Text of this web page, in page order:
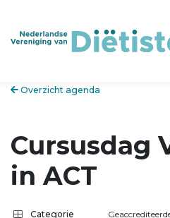
Overzicht agenda
Cursusdag
in ACT
Categorie